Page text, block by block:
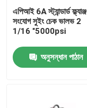
এপিআই 6A স্ট্যান্ডার্ড ফ্ল্যাঞ্জ
সংযোগ সুইং চেক ভালভ 2
1/16 "5000psi
অনুসন্ধান পাঠান